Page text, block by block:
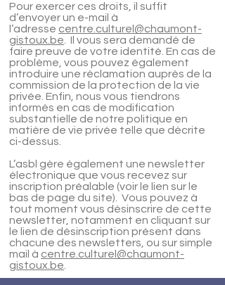
Pour exercer ces droits, il suffit
d’envoyer un e-mail à
l’adresse centre.culturel@chaumont-
gistoux.be . Il vous sera demandé de
faire preuve de votre identité. En cas de
problème, vous pouvez également
introduire une réclamation auprès de la
commission de la protection de la vie
privée. Enfin, nous vous tiendrons
informés en cas de modification
substantielle de notre politique en
matière de vie privée telle que décrite
ci-dessus.
L’asbl gère également une newsletter
électronique que vous recevez sur
inscription préalable (voir le lien sur le
bas de page du site). Vous pouvez à
tout moment vous désinscrire de cette
newsletter, notamment en cliquant sur
le lien de désinscription présent dans
chacune des newsletters, ou sur simple
mail à centre.culturel@chaumont-
gistoux.be